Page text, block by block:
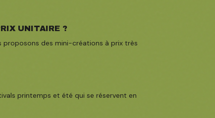
UNITAIRE ?
proposons des mini-créations à prix très
printemps et été qui se réservent en